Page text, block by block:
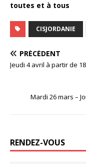
toutes et à tous
CISJORDANIE
PRÉCÉDENT
Jeudi 4 avril à partir de
Mardi 26 mars –
RENDEZ-VOUS